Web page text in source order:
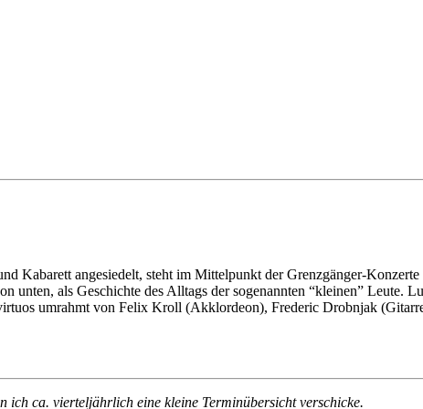
Kabarett angesiedelt, steht im Mittelpunkt der Grenzgänger-
unten, als Geschichte des Alltags der sogenannten “kleinen” Leute.
umrahmt von Felix Kroll (Akklordeon), Frederic Drobnjak
ich ca. vierteljährlich eine kleine Terminübersicht verschicke.